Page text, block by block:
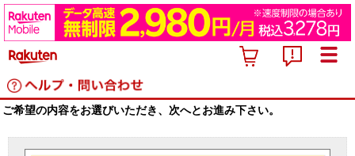
ご希望の内容をお選びいただき、次へとお進み下さい。